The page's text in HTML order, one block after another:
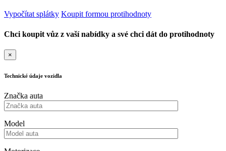
Vypočítat splátky Koupit formou protihodnoty
Chci koupit vůz z vaší nabídky a své chci dát do protihodnoty
×
Technické údaje vozidla
Značka auta
Model